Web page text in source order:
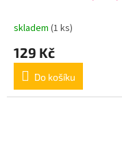
skladem (1 ks)
129 Kč
Do košíku